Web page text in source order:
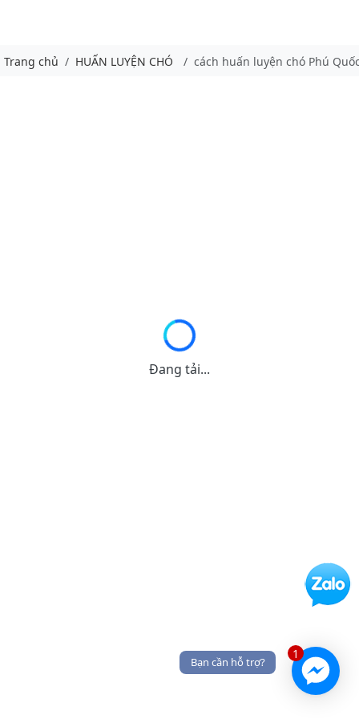
Trang chủ HUẤN LUYỆN CHÓ cách huấn luyện chó Phú
Đang tải...
1
Bạn cần hỗ trợ?